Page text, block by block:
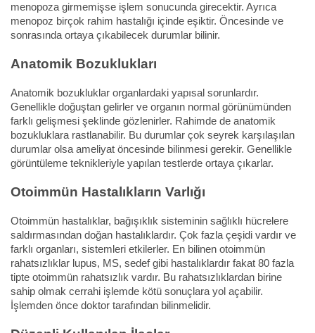
menopoza girmemişse işlem sonucunda girecektir. Ayrıca
menopoz birçok rahim hastalığı içinde eşiktir. Öncesinde ve
sonrasında ortaya çıkabilecek durumlar bilinir.
Anatomik Bozuklukları
Anatomik bozukluklar organlardaki yapısal sorunlardır.
Genellikle doğuştan gelirler ve organın normal görünümünden
farklı gelişmesi şeklinde gözlenirler. Rahimde de anatomik
bozukluklara rastlanabilir. Bu durumlar çok seyrek karşılaşılan
durumlar olsa ameliyat öncesinde bilinmesi gerekir. Genellikle
görüntüleme teknikleriyle yapılan testlerde ortaya çıkarlar.
Otoimmün Hastalıkların Varlığı
Otoimmün hastalıklar, bağışıklık sisteminin sağlıklı hücrelere
saldırmasından doğan hastalıklardır. Çok fazla çeşidi vardır ve
farklı organları, sistemleri etkilerler. En bilinen otoimmün
rahatsızlıklar lupus, MS, sedef gibi hastalıklardır fakat 80 fazla
tipte otoimmün rahatsızlık vardır. Bu rahatsızlıklardan birine
sahip olmak cerrahi işlemde kötü sonuçlara yol açabilir.
İşlemden önce doktor tarafından bilinmelidir.